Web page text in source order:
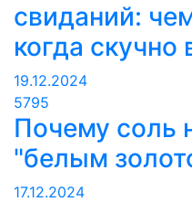
свиданий:
когда скучно
19.12.2024
5795
Почему соль
"белым
17.12.2024